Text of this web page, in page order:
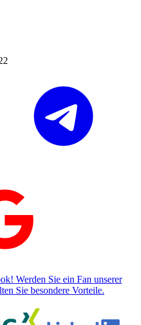
Werden Sie ein Fan unserer
Sie besondere Vorteile.